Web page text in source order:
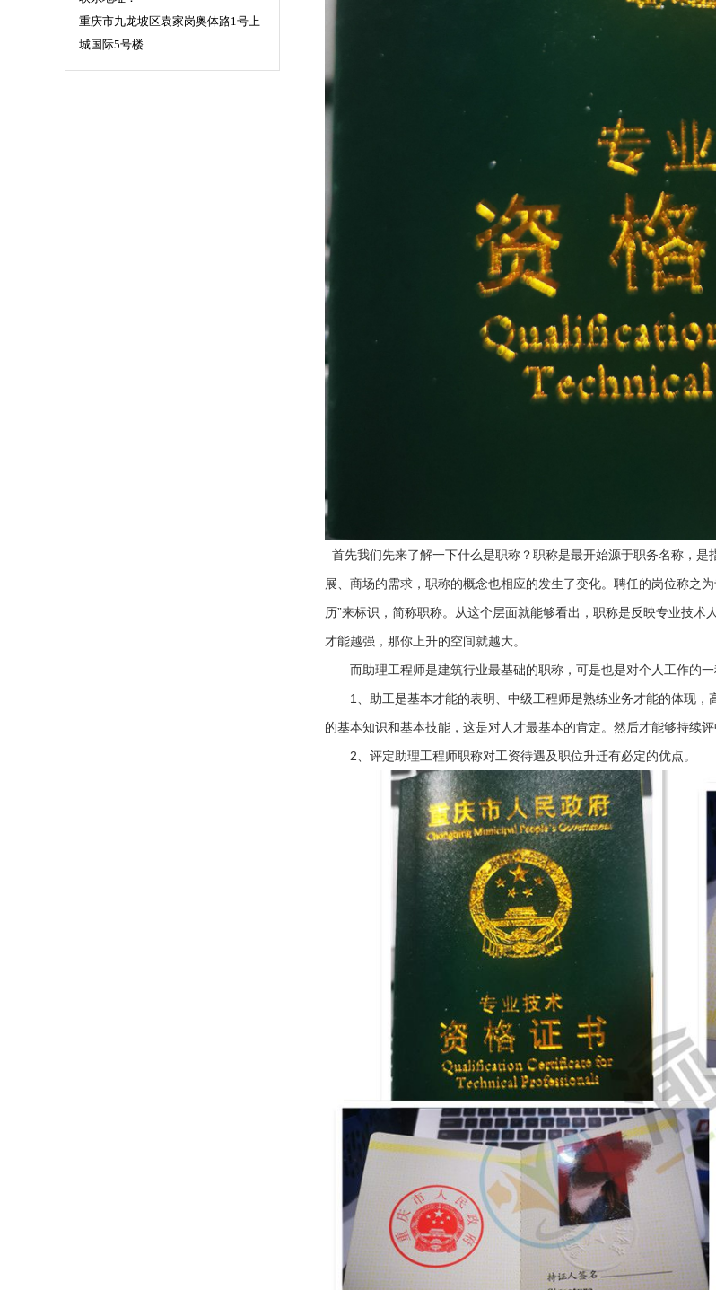
重庆市九龙坡区袁家岗奥体路1号上
城国际5号楼
首先我们先来了解一下什么是职称？职称是最开始源于职务名称，是
展、商场的需求，职称的概念也相应的发生了变化。聘任的岗位称之
历”来标识，简称职称。从这个层面就能够看出，职称是反映专业技
才能越强，那你 上升的空间就越大。
而助理工程师是建筑行业最基础的职称，可是也是对个人工作的一
1、助工是基本才能的表明、中级工程师是熟练业务才能的体现，
的基本知识和基本技能，这是对人才最基本的肯定。然后才能够持续评
2、评定助理工程师职称对工资待遇及职位升迁有必定的优点。